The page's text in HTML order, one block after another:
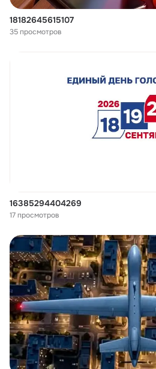
18182645615107
35 просмотров
16385294404269
17 просмотров